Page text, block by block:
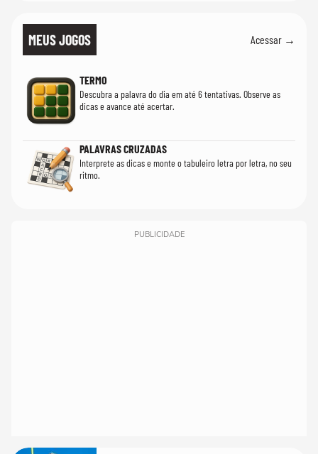
MEUS JOGOS Acessar →
TERMO
Descubra a palavra do dia em até 6 tentativas. Observe as
dicas e avance até acertar.
PALAVRAS CRUZADAS
Interprete as dicas e monte o tabuleiro letra por letra, no seu
ritmo.
PUBLICIDADE